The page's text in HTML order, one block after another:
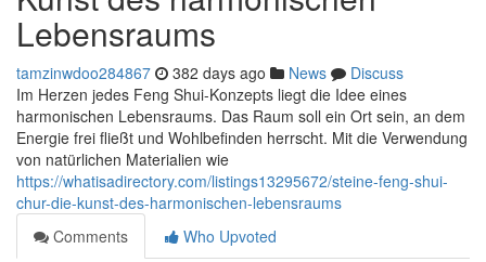
Lebensraums
tamzinwdoo284867 382 days ago News
Discuss
Im Herzen jedes Feng Shui-Konzepts liegt die Idee eines
harmonischen Lebensraums. Das Raum soll ein Ort sein, an dem
Energie frei fließt und Wohlbefinden herrscht. Mit die Verwendung
von natürlichen Materialien wie
https://whatisadirectory.com/listings13295672/steine-feng-shui-
chur-die-kunst-des-harmonischen-lebensraums
Comments
Who Upvoted